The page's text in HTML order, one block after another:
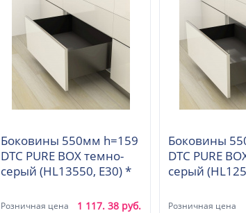
Боковины 550мм h=159
DTC PURE BOX темно-
серый (HL13550, E30) *
Розничная цена 1 117. 38 руб.
Боковины
DTC PURE
серый
Розничная цена